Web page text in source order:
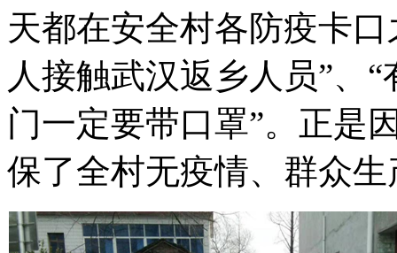
天都在安全村各防疫卡
人接触武汉返乡人员”、
门一定要带口罩”。正是
保了全村无疫情、群众